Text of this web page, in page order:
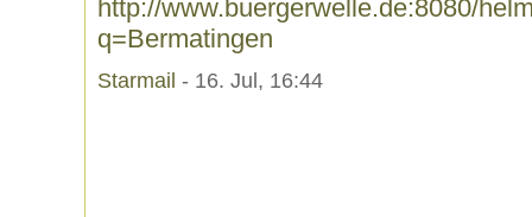
http://www.buergerwelle.de:8080/
q=Bermatingen
Starmail - 16. Jul, 16:44